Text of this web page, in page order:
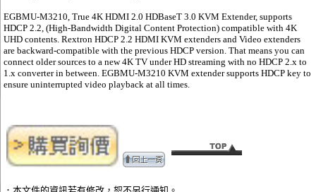
EGBMU-M3210, True 4K HDMI 2.0 HDBaseT 3.0 KVM Extender, supports
HDCP 2.2, (High-Bandwidth Digital Content Protection) compatible with 4K
UHD contents. Rextron HDCP 2.2 HDMI KVM extenders and Video extenders
are backward-compatible with the previous HDCP version. That means you can
connect older sources to a new 4K TV under HD streaming with no HDCP 2.x to
1.x converter in between. EGBMU-M3210 KVM extender supports HDCP key to
ensure uninterrupted video playback at all times.